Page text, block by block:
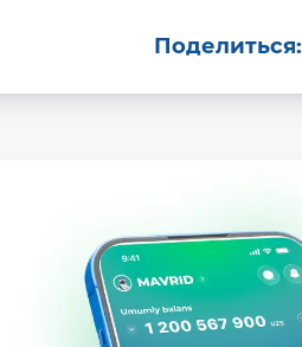
Поделиться: